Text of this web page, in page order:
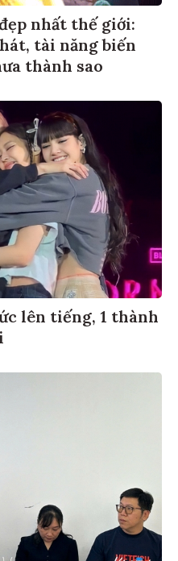
nhất thế giới:
tài năng biến
thành sao
lên tiếng, 1 thành